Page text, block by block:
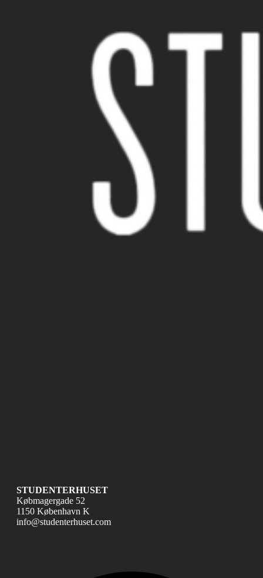
STUDENTERHUSET
Købmagergade 52
1150 København K
info@studenterhuset.com